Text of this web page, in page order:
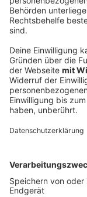
Mittags/
61:
Uhr
630:
um 12.45 Uhr
E-Wagen:
Ückesdorf Gym.)
E-Wagen (Mo-
15.40 Uhr
Ückesdorf Gym.)